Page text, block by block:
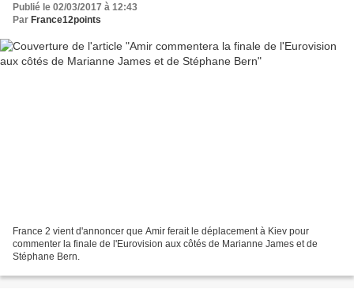
Publié le 02/03/2017 à 12:43
Par France12points
France 2 vient d'annoncer que Amir ferait le déplacement à Kiev pour
commenter la finale de l'Eurovision aux côtés de Marianne James et de
Stéphane Bern.